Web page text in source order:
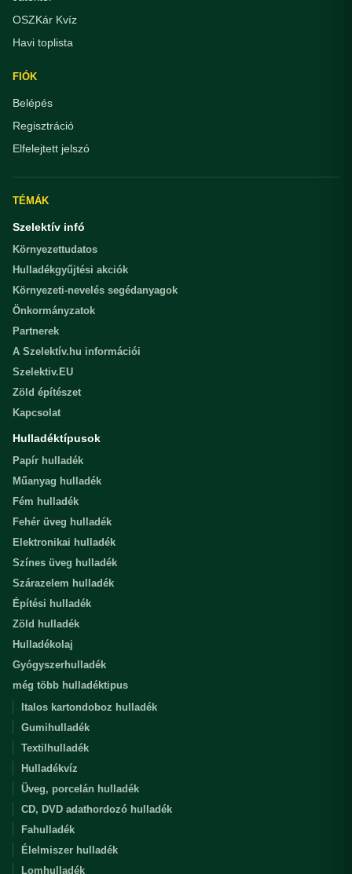
OSZKár Kvíz
Havi toplista
FIÓK
Belépés
Regisztráció
Elfelejtett jelszó
TÉMÁK
Szelektív infó
Környezettudatos
Hulladékgyűjtési akciók
Környezeti-nevelés segédanyagok
Önkormányzatok
Partnerek
A Szelektív.hu információi
Szelektiv.EU
Zöld építészet
Kapcsolat
Hulladéktípusok
Papír hulladék
Műanyag hulladék
Fém hulladék
Fehér üveg hulladék
Elektronikai hulladék
Színes üveg hulladék
Szárazelem hulladék
Építési hulladék
Zöld hulladék
Hulladékolaj
Gyógyszerhulladék
még több hulladéktipus
Italos kartondoboz hulladék
Gumihulladék
Textilhulladék
Hulladékvíz
Üveg, porcelán hulladék
CD, DVD adathordozó hulladék
Fahulladék
Élelmiszer hulladék
Lomhulladék